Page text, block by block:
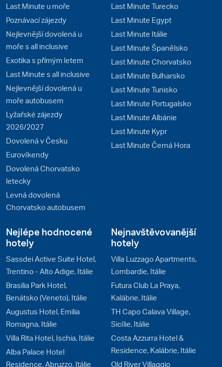
Last Minute u moře
Poznávací zájezdy
Nejlevnější dovolená u
moře s all inclusive
Exotika s přímým letem
Last Minute s all inclusive
Nejlevnější dovolená u
moře autobusem
Lyžařské zájezdy
2026/2027
Dovolená v Česku
Eurovíkendy
Dovolená Chorvatsko
letecky
Levná dovolená
Chorvatsko autobusem
Last Minute Turecko
Last Minute Egypt
Last Minute Itálie
Last Minute Španělsko
Last Minute Chorvatsko
Last Minute Bulharsko
Last Minute Tunisko
Last Minute Portugalsko
Last Minute Albánie
Last Minute Kypr
Last Minute Černá Hora
Nejlépe hodnocené
hotely
Sassdei Active Suite Hotel,
Trentino - Alto Adige, Itálie
Brasilia Park Hotel,
Benátsko (Veneto), Itálie
Augustus Hotel, Emilia
Romagna, Itálie
Villa Rita Hotel, Ischia, Itálie
Alba Palace Hotel
Residence, Abruzzo, Itálie
Nejnavštěvovanější
hotely
Villa Luzzago Apartments,
Lombardie, Itálie
Futura Club La Praya,
Kalábrie, Itálie
TH Capo Calava Village,
Sicílie, Itálie
Costa Azzurra Hotel &
Residence, Kalábrie, Itálie
Old River Villaggio